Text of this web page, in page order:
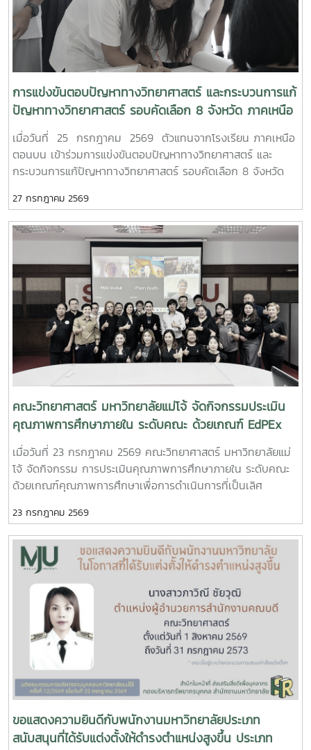
การแข่งขันตอบปัญหาทางวิทยาศาสตร์ และกระบวนการแก้
ปัญหาทางวิทยาศาสตร์ รอบคัดเลือก 8 จังหวัด ภาคเหนือ
ตอนบน
เมื่อวันที่ 25 กรกฎาคม 2569 ตัวแทนจากโรงเรียน ภาคเหนือ
ตอนบน เข้าร่วมการแข่งขันตอบปัญหาทางวิทยาศาสตร์ และ
กระบวนการแก้ปัญหาทางวิทยาศาสตร์ รอบคัดเลือก 8 จังหวัด
แห่งชาติ และสัปดาห์วิทยาศาสตร์ แห่งชาติ ประจำปี 2569 เพื่อเข้า
สู่รอบชิงชนะเลิศ ต่อไป
27 กรกฎาคม 2569
คณะวิทยาศาสตร์ มหาวิทยาลัยแม่โจ้ จัดกิจกรรมประเมิน
คุณภาพการศึกษาภายใน ระดับคณะ ด้วยเกณฑ์ EdPEx
ประจำปีการศึกษา 2568
เมื่อวันที่ 23 กรกฎาคม 2569 คณะวิทยาศาสตร์ มหาวิทยาลัยแม่
โจ้ จัดกิจกรรม การประเมินคุณภาพการศึกษาภายใน ระดับคณะ
ด้วยเกณฑ์คุณภาพการศึกษาเพื่อการดำเนินการที่เป็นเลิศ
ประจำปีการศึกษา 2568 เพื่อทบทวนผลการดำเนินงานของคณะ
และพัฒนาระบบการบริหารจัดการให้มีประสิทธิภาพตามแนวทาง
ของเกณฑ์ EdPEx มุ่งสู่ความเป็นเลิศในการบริหารองค์กรและการ
จัดการศึกษาอย่างยั่งยืน ในการนี้ คณะกรรมการประเมินคุณภาพ
การศึกษาภายใน ได้ร่วมดำเนินการ วิพากษ์และให้ข้อเสนอแนะต่อ
รายงานผลการดำเนินการเพื่อความเป็นเลิศ (EdPEx Report)
โดยพิจารณาความครบถ้วน ความเชื่อมโยง และความสอดคล้อง
ของผลการดำเนินงานในทุกหมวดของเกณฑ์ EdPEx พร้อมแลก
เปลี่ยนข้อคิดเห็นและแนวทางการพัฒนา เพื่อยกระดับคุณภาพ
ของรายงานและเตรียมความพร้อมสำหรับการดำเนินงานด้าน
คุณภาพของคณะในระยะต่อไป คณะกรรมการประเมินคุณภาพการ
ศึกษาภายใน ประกอบด้วย รองศาสตราจารย์ ดร.รัชพล สันติวรา
กร ประธานกรรมการ คณบดีคณะวิศวกรรมศาสตร์ มหาวิทยาลัย
ขอนแก่น ผู้ช่วยศาสตราจารย์ตะวันฉาย โพธิ์หอม กรรมการ คณะ
23 กรกฎาคม 2569
ขอแสดงความยินดีกับพนักงานมหาวิทยาลัยประเภท
สนับสนุนที่ได้รับแต่งตั้งให้ดำรงตำแหน่งสูงขึ้น ประเภท